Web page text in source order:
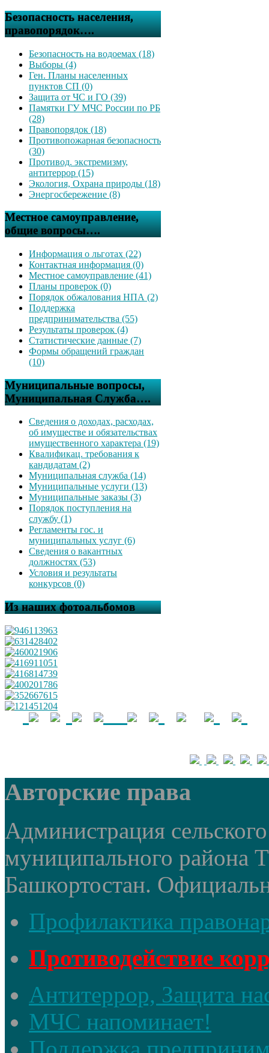
Безопасность населения,
правопорядок….
Безопасность на водоемах (18)
Выборы (4)
Ген. Планы населенных
пунктов СП (0)
Защита от ЧС и ГО (39)
Памятки ГУ МЧС России по РБ
(28)
Правопорядок (18)
Противопожарная безопасность
(30)
Противод. экстремизму,
антитеррор (15)
Экология, Охрана природы (18)
Энергосбережение (8)
Местное самоуправление,
общие вопросы….
Информация о льготах (22)
Контактная информация (0)
Местное самоуправление (41)
Планы проверок (0)
Порядок обжалования НПА (2)
Поддержка
предпринимательства (55)
Результаты проверок (4)
Статистические данные (7)
Формы обращений граждан
(10)
Муниципальные вопросы,
Муниципальная Служба….
Сведения о доходах, расходах,
об имуществе и обязательствах
имущественного характера (19)
Квалификац. требования к
кандидатам (2)
Муниципальная служба (14)
Муниципальные услуги (13)
Муниципальные заказы (3)
Порядок поступления на
службу (1)
Регламенты гос. и
муниципальных услуг (6)
Сведения о вакантных
должностях (53)
Условия и результаты
конкурсов (0)
Из наших фотоальбомов
Авторские права
Администрация
муниципального района
Башкортостан.
Профилактика
Противодействие
Антитеррор, Защита
МЧС напоминает!